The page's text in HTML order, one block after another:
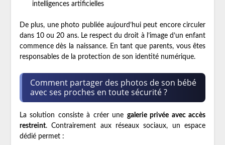
intelligences artificielles
De plus, une photo publiée aujourd’hui peut encore circuler
dans 10 ou 20 ans. Le respect du droit à l’image d’un enfant
commence dès la naissance. En tant que parents, vous êtes
responsables de la protection de son identité numérique.
Comment partager des photos de son bébé
avec ses proches en toute sécurité ?
La solution consiste à créer une galerie privée avec accès
restreint. Contrairement aux réseaux sociaux, un espace
dédié permet :